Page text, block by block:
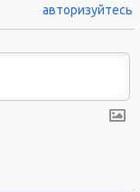
авторизуйтесь